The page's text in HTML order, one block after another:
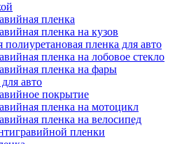
пленка
пленка на кузов
полиуретановая пленка для авто
пленка на лобовое стекло
пленка на фары
авто
покрытие
пленка на мотоцикл
пленка на велосипед
пленки